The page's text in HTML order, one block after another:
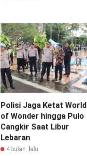
Polisi Jaga Ketat World
of Wonder hingga Pulo
Cangkir Saat Libur
Lebaran
4 bulan lalu